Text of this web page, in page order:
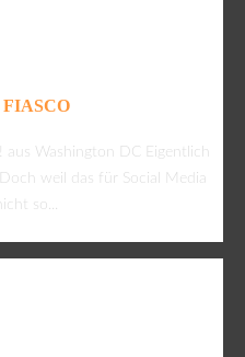
aus Washington DC Eigentlich
weil das für Social Media
so...